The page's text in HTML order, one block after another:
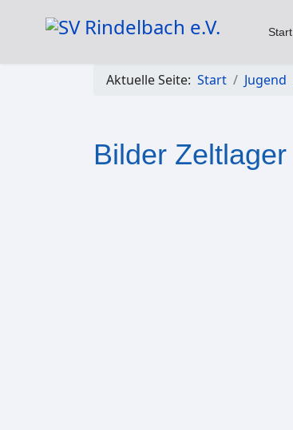
Start
Aktuelle Seite: Start Jugend
Bilder Zeltlager